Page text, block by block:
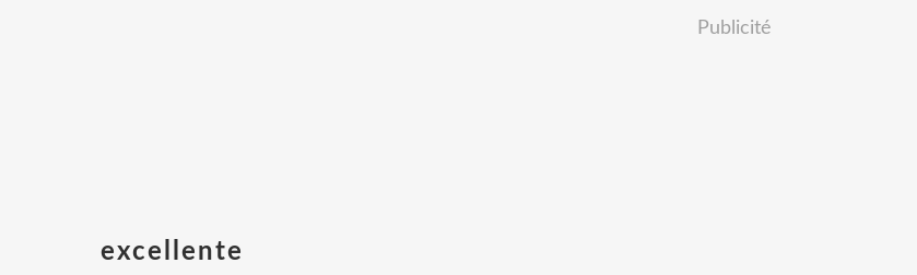
Publicité
excellente